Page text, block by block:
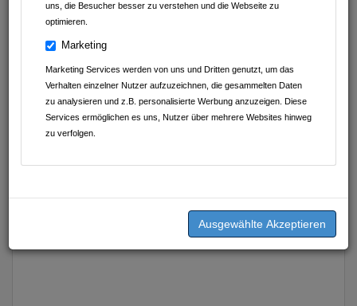
uns, die Besucher besser zu verstehen und die Webseite zu
optimieren.
Marketing
Marketing Services werden von uns und Dritten genutzt, um das
Verhalten einzelner Nutzer aufzuzeichnen, die gesammelten Daten
zu analysieren und z.B. personalisierte Werbung anzuzeigen. Diese
Services ermöglichen es uns, Nutzer über mehrere Websites hinweg
zu verfolgen.